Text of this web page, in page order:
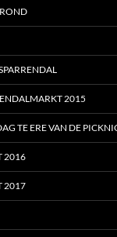
2015
TE ERE VAN DE
2016
2017